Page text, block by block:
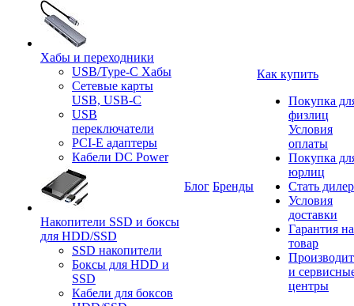
Хабы и переходники
USB/Type-C Хабы
Сетевые карты
USB, USB-C
USB
переключатели
PCI-E адаптеры
Кабели DC Power
Накопители SSD и боксы
для HDD/SSD
SSD накопители
Боксы для HDD и
SSD
Кабели для боксов
Блог Бренды
Как купить
Покупка
физлиц
Условия
оплаты
Покупка
юрлиц
Стать
Условия
доставки
Гарантия на
товар
и
центры